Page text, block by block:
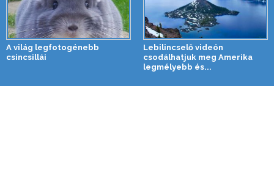
A világ legfotogénebb
csincsillái
Lebilincselő videón
csodálhatjuk meg Amerika
legmélyebb és...